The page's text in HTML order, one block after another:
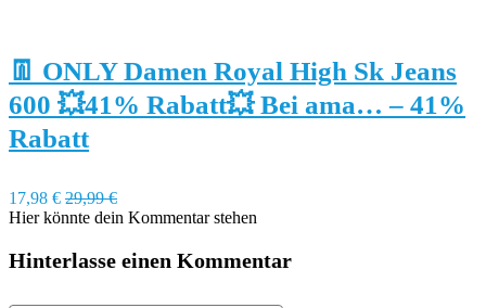
👖 ONLY Damen Royal High Sk Jeans
600 💥41% Rabatt💥 Bei ama… – 41%
Rabatt
17,98 € 29,99 €
Hier könnte dein Kommentar stehen
Hinterlasse einen Kommentar